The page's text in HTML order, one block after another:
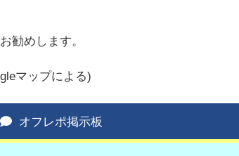
勧めします。
マップによる)
オフレポ掲示板